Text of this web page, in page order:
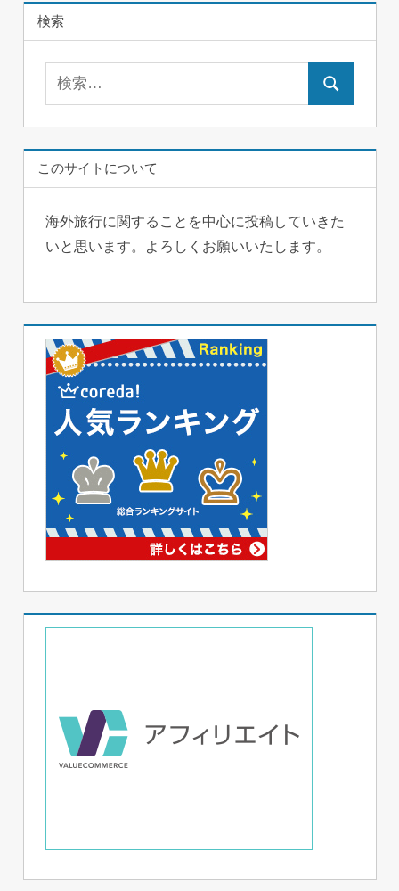
検索
検
このサイトについて
海外旅行に関することを中心に投稿していきた
いと思います。よろしくお願いいたします。